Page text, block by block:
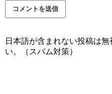
日本語が含まれない投稿は
い。（スパム対策）